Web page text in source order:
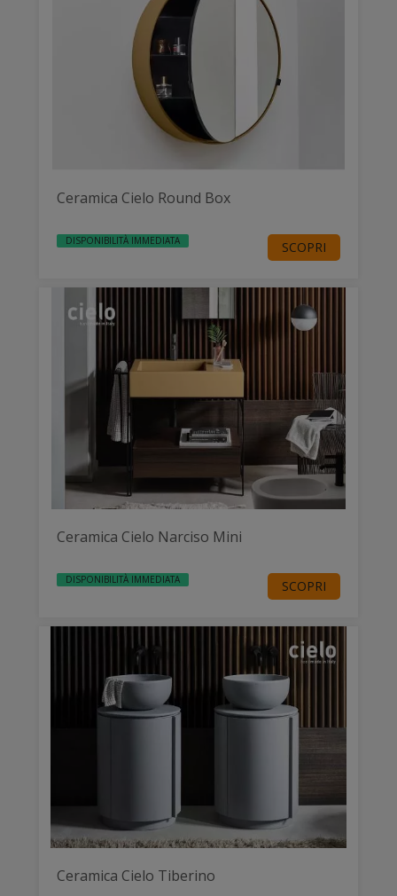
Ceramica Cielo Round Box
DISPONIBILITÀ IMMEDIATA SCOPRI
Ceramica Cielo Narciso Mini
DISPONIBILITÀ IMMEDIATA SCOPRI
Ceramica Cielo Tiberino